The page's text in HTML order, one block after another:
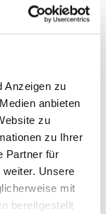
Anzeigen zu
anbieten
zu
zu Ihrer
Partner für
Unsere
mit
bereitgestellt